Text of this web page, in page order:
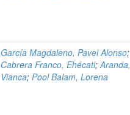
García Magdaleno, Pavel Alonso;
Cabrera Franco, Ehécatl;Aranda,
Vianca;Pool Balam, Lorena